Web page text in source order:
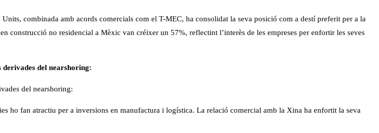
combinada amb acords comercials com el T-MEC, ha consolidat la seva posició com a destí preferit per a la
construcció no residencial a Mèxic van créixer un 57%, reflectint l’interès de les empreses per enfortir les seves
derivades del nearshoring:​
del nearshoring:​
ho fan atractiu per a inversions en manufactura i logística. La relació comercial amb la Xina ha enfortit la seva